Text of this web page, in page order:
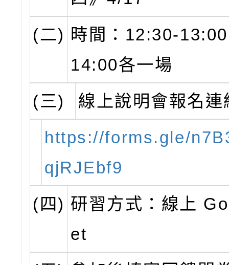
(二) 時間：12:30-
14:00各一場
(三)
線上說明會報名連
https://forms.gle/
qjRJEbf9
(四) 研習方式：線上
et